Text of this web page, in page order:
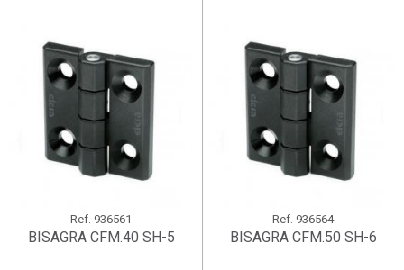
Ref. 936561
BISAGRA CFM.40 SH-5
Ref. 936564
BISAGRA CFM.50 SH-6